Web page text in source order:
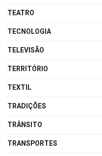
TEATRO
TECNOLOGIA
TELEVISÃO
TERRITÓRIO
TEXTIL
TRADIÇÕES
TRÂNSITO
TRANSPORTES